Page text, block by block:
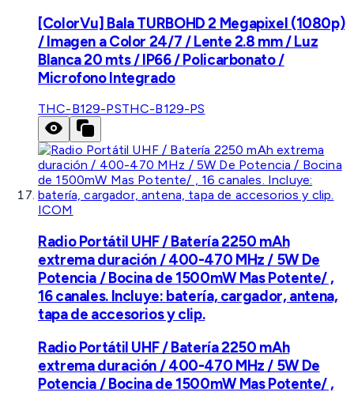
[ColorVu] Bala TURBOHD 2 Megapixel (1080p)
/ Imagen a Color 24/7 / Lente 2.8 mm / Luz
Blanca 20 mts / IP66 / Policarbonato /
Microfono Integrado
THC-B129-PSTHC-B129-PS
ICOM
Radio Portátil UHF / Batería 2250 mAh
extrema duración / 400-470 MHz / 5W De
Potencia / Bocina de 1500mW Mas Potente/ ,
16 canales. Incluye: batería, cargador, antena,
tapa de accesorios y clip.
Radio Portátil UHF / Batería 2250 mAh
extrema duración / 400-470 MHz / 5W De
Potencia / Bocina de 1500mW Mas Potente/ ,